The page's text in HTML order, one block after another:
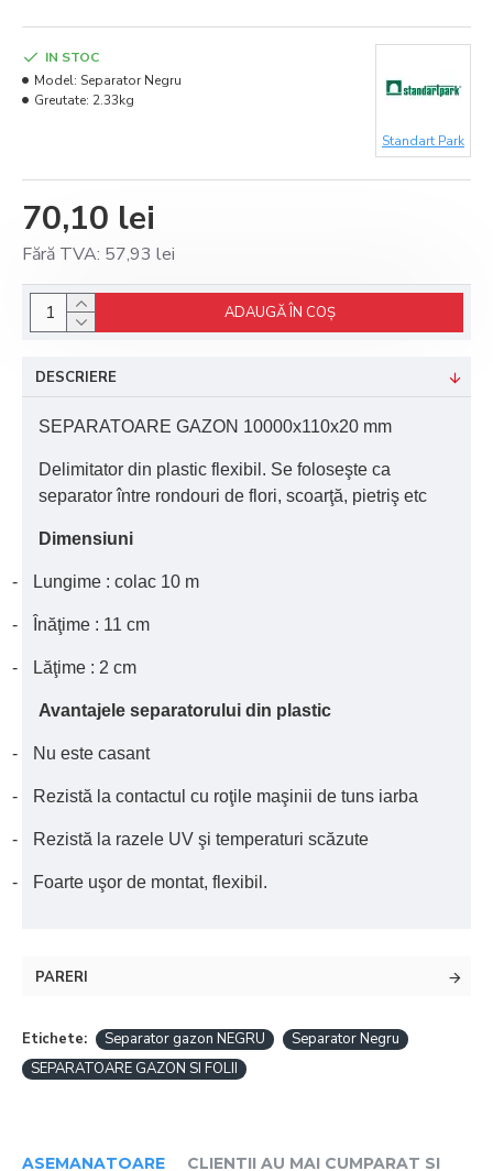
70,10 lei
Fără TVA: 57,93 lei
IN STOC
Model: Separator Negru
Greutate: 2.33kg
Standart Park
ADAUGĂ ÎN COŞ
DESCRIERE
SEPARATOARE GAZON 10000x110x20 mm
Delimitator din plastic flexibil. Se foloseşte ca
separator între rondouri de flori, scoarţă, pietriş etc
Dimensiuni
- Lungime : colac 10 m
- Înăţime : 11 cm
- Lăţime : 2 cm
Avantajele separatorului din plastic
- Nu este casant
- Rezistă la contactul cu roţile maşinii de tuns iarba
- Rezistă la razele UV şi temperaturi scăzute
- Foarte uşor de montat, flexibil.
PARERI
Etichete: Separator gazon NEGRU
Separator Negru
SEPARATOARE GAZON SI FOLII
ASEMANATOARE CLIENTII AU MAI CUMPARAT SI